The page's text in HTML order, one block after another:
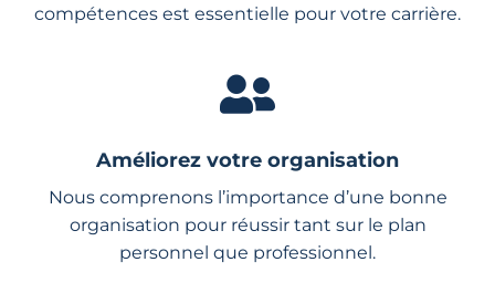
compétences est essentielle pour votre carrière.
Améliorez votre organisation
Nous comprenons l’importance d’une bonne
organisation pour réussir tant sur le plan
personnel que professionnel.